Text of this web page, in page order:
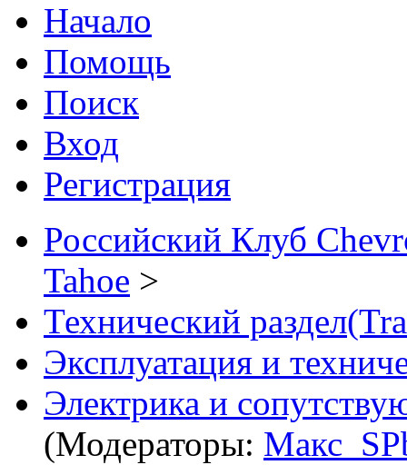
Начало
Помощь
Поиск
Вход
Регистрация
Российский Клуб
Tahoe >
Технический
Эксплуатация и
Электрика и
(Модераторы: